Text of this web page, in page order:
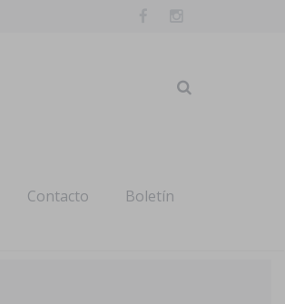
Contacto Boletín